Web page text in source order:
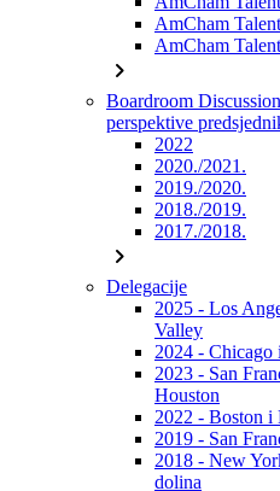
AmCham
AmCham
chevron_right
Boardroom
perspektive
2022
2020./2021.
2019./2020.
2018./2019.
2017./2018.
chevron_right
Delegacije
2025 - Los
Valley
2024 - Chicago
2023 - San
Houston
2022 - Boston i
2019 - San
2018 - New
dolina